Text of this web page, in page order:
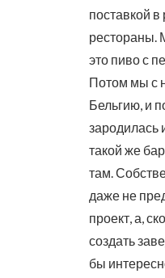
поставкой
рестораны.
это пиво с
Потом мы с
Бельгию, и
зародилась
такой же
там.
даже не
проект, а,
создать
бы